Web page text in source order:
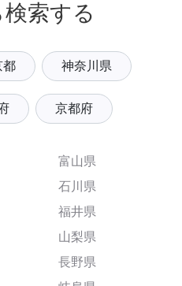
索する
都 神奈川県
京都府
富山県
石川県
福井県
山梨県
長野県